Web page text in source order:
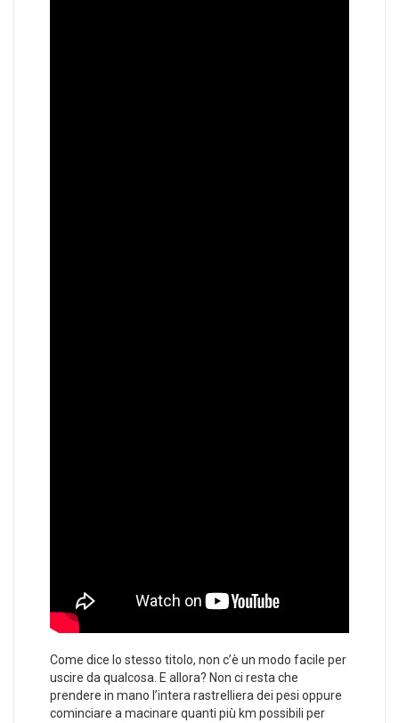
Come dice lo stesso titolo, non c’è un modo facile per
uscire da qualcosa. E allora? Non ci resta che
prendere in mano l’intera rastrelliera dei pesi oppure
cominciare a macinare quanti più km possibili per